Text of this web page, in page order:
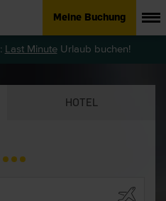
Meine Buchung
: Last MinuteUrlaub buchen!
HOTEL